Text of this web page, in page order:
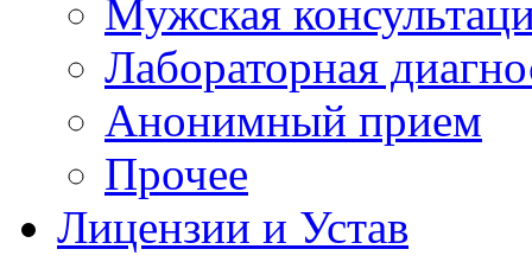
Мужская
Лабораторная
Анонимный прием
Прочее
Лицензии и Устав